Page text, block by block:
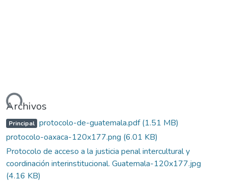
Cargando...
Archivos
Principal protocolo-de-guatemala.pdf(1.51 MB)
protocolo-oaxaca-120x177.png (6.01 KB)
Protocolo de acceso a la justicia penal intercultural y
coordinación interinstitucional. Guatemala-120x177.jpg
(4.16 KB)